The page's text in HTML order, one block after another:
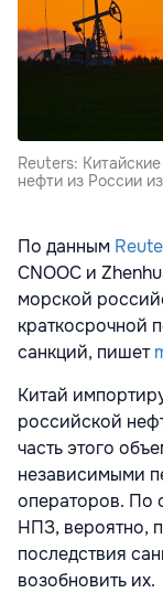
Reuters:
нефти из России
По данным
CNOOC и
морской
краткосрочной
санкций, пишет
Китай
российской
часть этого
независимыми
операторов. По
НПЗ, вероятно,
последствия
возобновить их.